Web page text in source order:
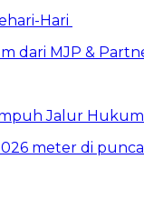
Hari
Jalur